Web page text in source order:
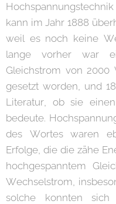
kann im Jahr 1888
weil es noch keine
lange vorher war
Gleichstrom von
gesetzt worden, und
Literatur, ob sie
bedeute.
des Wortes waren
Erfolge, die die zähe
hochgespanntem
Wechselstrom,
solche konnten